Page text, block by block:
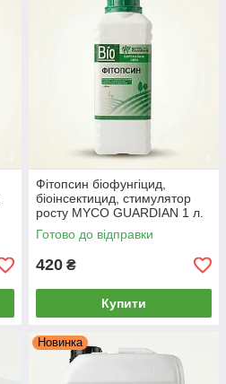
Фітопсин біофунгіцид,
біоінсектицид, стимулятор
росту MYCO GUARDIAN 1 л.
Готово до відправки
420 ₴
Купити
Новинка